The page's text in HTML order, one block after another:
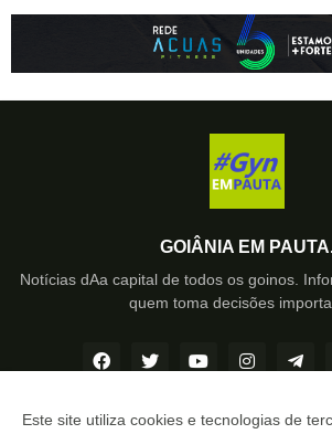
GOIÂNIA EM
Notícias dAa capital de todos os goinos.
quem toma decisões
Este site utiliza cookies e tecnologias de